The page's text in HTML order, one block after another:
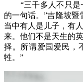
“三千多人不只是
的一句话。”吉隆坡暨
当中有人是儿子，有
来。他们不是天生的
择。所谓爱国爱民，
牲。”